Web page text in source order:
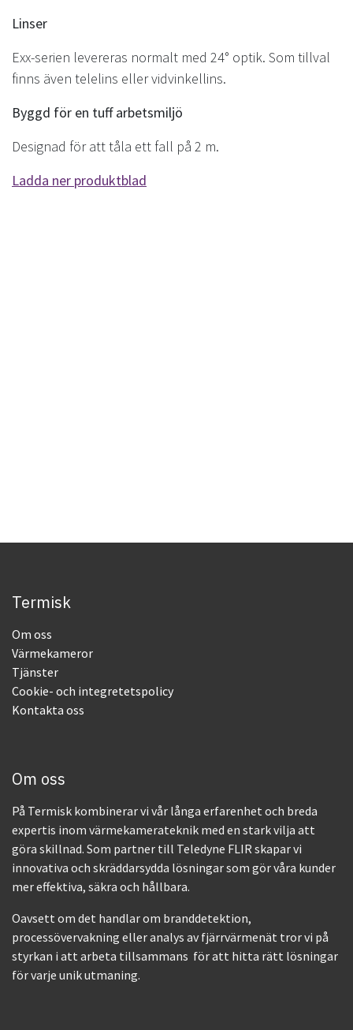
Linser
Exx-serien levereras normalt med 24° optik. Som tillval
finns även telelins eller vidvinkellins.
Byggd för en tuff arbetsmiljö
Designad för att tåla ett fall på 2 m.
Ladda ner produktblad
Termisk
Om oss
Värmekameror
Tjänster
Cookie- och integretetspolicy
Kontakta oss
Om oss
På Termisk kombinerar vi vår långa erfarenhet och breda
expertis inom värmekamerateknik med en stark vilja att
göra skillnad. Som partner till Teledyne FLIR skapar vi
innovativa och skräddarsydda lösningar som gör våra kunder
mer effektiva, säkra och hållbara.
Oavsett om det handlar om branddetektion,
processövervakning eller analys av fjärrvärmenät tror vi på
styrkan i att arbeta tillsammans för att hitta rätt lösningar
för varje unik utmaning.